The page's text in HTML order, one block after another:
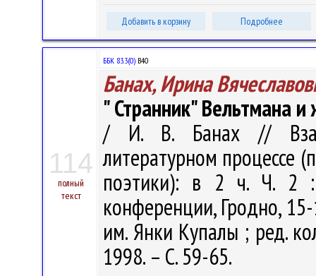
Добавить в корзину Подробнее
114
полный
текст
ББК 83.3(0) В40
Банах, Ирина
" Странник" Вельтмана и
/ И. В. Банах //
литературном процессе
поэтики): в 2 ч. Ч. 2 :
конференции, Гродно,
им. Янки Купалы ; ред.
1998. – С. 59-65.